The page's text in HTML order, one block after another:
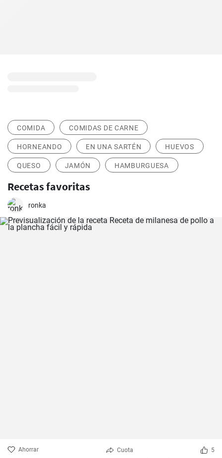
COMIDA COMIDAS DE CARNE
HORNEANDO EN UNA SARTÉN HUEVOS
QUESO JAMÓN HAMBURGUESA
Recetas favoritas
ronka
Ahorrar Cuota 5